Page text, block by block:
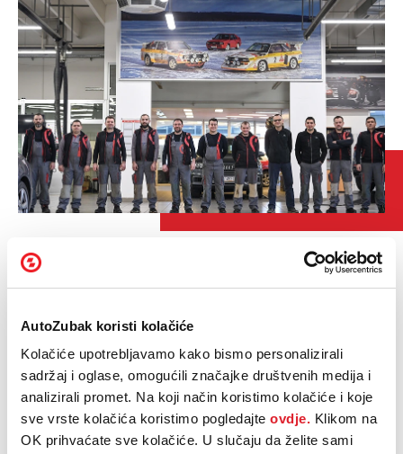
AutoZubak koristi kolačiće
Kolačiće upotrebljavamo kako bismo personalizirali
sadržaj i oglase, omogućili značajke društvenih medija i
analizirali promet. Na koji način koristimo kolačiće i koje
sve vrste kolačića koristimo pogledajte ovdje. Klikom na
OK prihvaćate sve kolačiće. U slučaju da želite sami
Originalni Audi autodijelovi
Upotrebljavamo samo originalne Audi autodijelove s
kvalitete i sigurnosti, čime se osigurava pouzdan i siguran
Dugogodišnja tradicija
1978., u sklopu obiteljske kuće, započela je s radom
automehaničarska radionica za sve marke auta, a već
sljedeće godine postaje ovlašteni Audi servis.